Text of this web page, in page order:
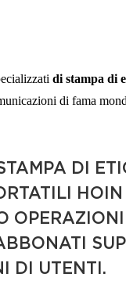
di stampa di
di fama
DI
DI UTENTI.